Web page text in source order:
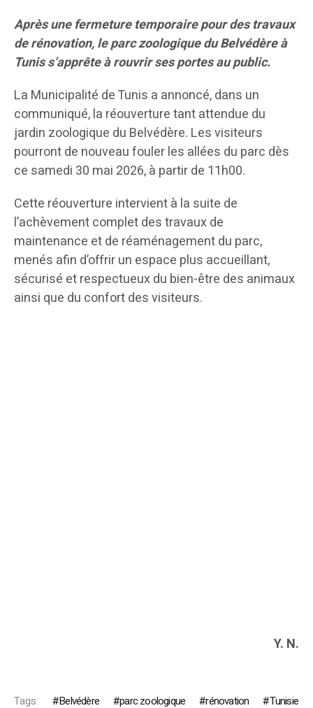
Après une fermeture temporaire pour des travaux
de rénovation, le parc zoologique du Belvédère à
Tunis s’apprête à rouvrir ses portes au public.
La Municipalité de Tunis a annoncé, dans un
communiqué, la réouverture tant attendue du
jardin zoologique du Belvédère. Les visiteurs
pourront de nouveau fouler les allées du parc dès
ce samedi 30 mai 2026, à partir de 11h00.
Cette réouverture intervient à la suite de
l’achèvement complet des travaux de
maintenance et de réaménagement du parc,
menés afin d’offrir un espace plus accueillant,
sécurisé et respectueux du bien-être des animaux
ainsi que du confort des visiteurs.
Y. N.
Tags: Belvédère parc zoologique rénovation Tunisie